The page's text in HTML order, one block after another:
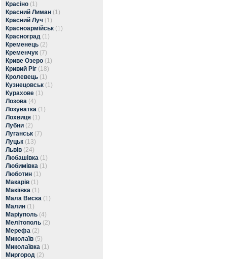
Красіно (1)
Красний Лиман (1)
Красний Луч (1)
Красноармійськ (1)
Красноград (1)
Кременець (2)
Кременчук (7)
Криве Озеро (1)
Кривий Ріг (18)
Кролевець (1)
Кузнецовськ (1)
Курахове (1)
Лозова (4)
Лозуватка (1)
Лохвиця (1)
Лубни (2)
Луганськ (7)
Луцьк (13)
Львів (24)
Любашівка (1)
Любимівка (1)
Люботин (1)
Макарів (1)
Макіївка (1)
Мала Виска (1)
Малин (1)
Маріуполь (4)
Мелітополь (2)
Мерефа (2)
Миколаїв (5)
Миколаївка (1)
Миргород (2)